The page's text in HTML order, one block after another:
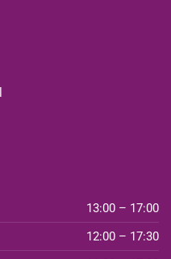
13:00 – 17:00
12:00 – 17:30